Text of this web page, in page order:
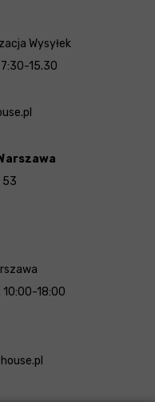
Wysyłek
7:30-15.30
53
10:00-18:00